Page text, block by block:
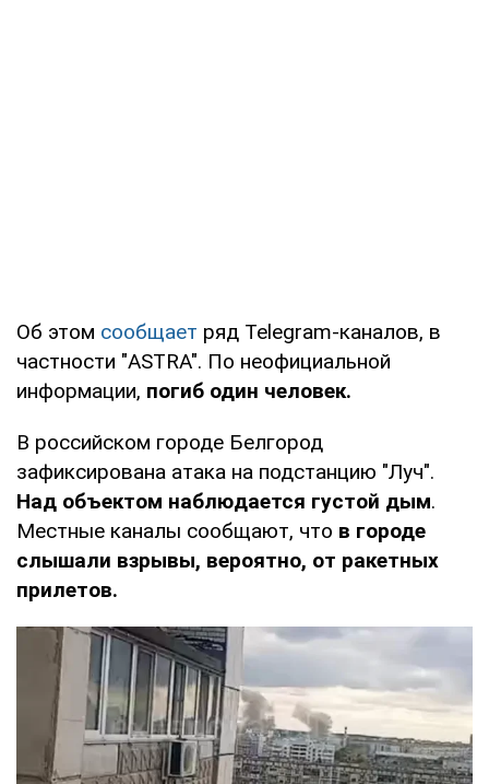
Об этом сообщает ряд Telegram-каналов, в
частности "ASTRA". По неофициальной
информации, погиб один человек.
В российском городе Белгород
зафиксирована атака на подстанцию "Луч".
Над объектом наблюдается густой дым.
Местные каналы сообщают, что в городе
слышали взрывы, вероятно, от ракетных
прилетов.